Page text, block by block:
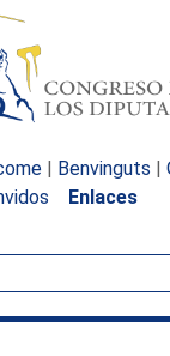
| Benvinguts |
Enlaces